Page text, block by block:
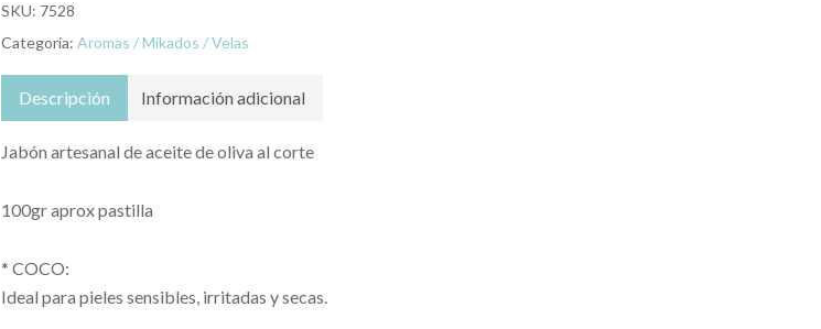
SKU: 7528
Categoría: Aromas / Mikados / Velas
Descripción Información adicional
Jabón artesanal de aceite de oliva al corte
100gr aprox pastilla
* COCO:
Ideal para pieles sensibles, irritadas y secas.